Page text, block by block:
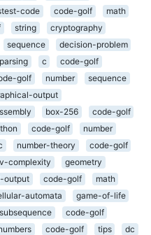
code code-golf
math
string
cryptography
sequence
decision-problem
parsing c
code-golf
golf number
sequence
output
box-256
code-golf
code-golf
number
number-theory
code-golf
complexity
geometry
output code-golf
math
automata
game-of-life
subsequence
code-golf
code-golf tips
dc